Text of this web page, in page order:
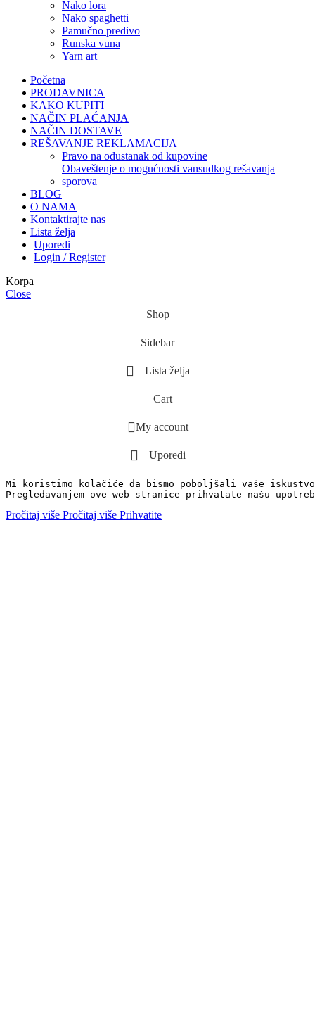
nako lora
nako spaghetti
pamučno predivo
runska vuna
yarn art
Početna
PRODAVNICA
KAKO KUPITI
NAČIN PLAĆANJA
NAČIN DOSTAVE
REŠAVANJE REKLAMACIJA
pravo na odustanak od kupovine
obaveštenje o mogućnosti vansudkog rešavanja
sporova
BLOG
O NAMA
Kontaktirajte nas
Lista želja
Uporedi
Login / Register
Korpa
Close
Shop
Sidebar
Lista želja
Cart
My account
Uporedi
Mi koristimo kolačiće da bismo poboljšali vaše
Pregledavanjem ove web stranice prihvatate našu
Pročitaj više Pročitaj više Prihvatite